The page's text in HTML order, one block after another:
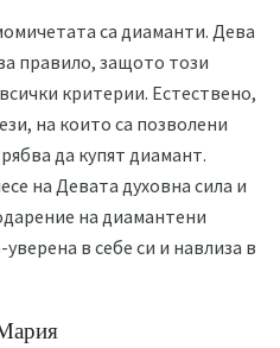
са диаманти. Дева
правило, защото този
критерии. Естествено,
на които са позволени
да купят диамант.
на Девата духовна сила и
на диамантени
в себе си и навлиза в